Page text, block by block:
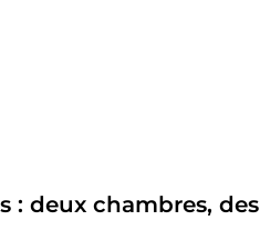
: deux chambres, des